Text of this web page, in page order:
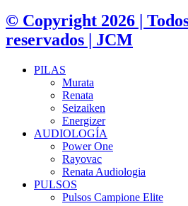
© Copyright 2026 |
reservados | JCM
PILAS
Murata
Renata
Seizaiken
Energizer
AUDIOLOGÍA
Power One
Rayovac
Renata Audiologia
PULSOS
Pulsos Campione Elite